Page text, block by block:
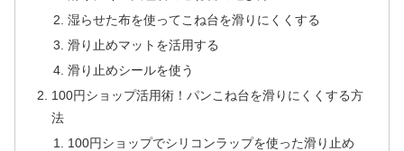
湿らせた布を使ってこね台を滑りにくくする
滑り止めマットを活用する
滑り止めシールを使う
100円ショップ活用術！パンこね台を滑りにくくする方
法
100円ショップでシリコンラップを使った滑り止め